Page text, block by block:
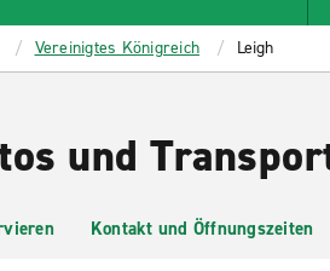
Vereinigtes Königreich Leigh
und
Kontakt und Öffnungszeiten